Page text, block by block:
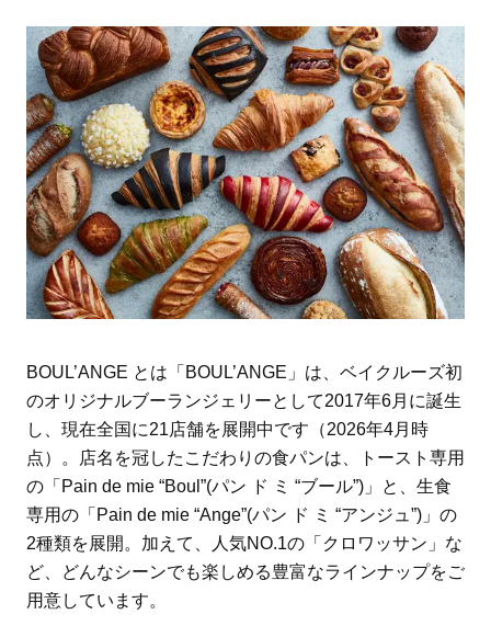
BOUL’ANGE とは「BOUL’ANGE」は、ベイクルーズ初
のオリジナルブーランジェリーとして2017年6月に誕生
し、現在全国に21店舗を展開中です（2026年4月時
点）。店名を冠したこだわりの食パンは、トースト専用
の「Pain de mie “Boul”(パン ド ミ “ブール”)」と、生食
専用の「Pain de mie “Ange”(パン ド ミ “アンジュ”)」の
2種類を展開。加えて、人気NO.1の「クロワッサン」な
ど、どんなシーンでも楽しめる豊富なラインナップをご
用意しています。